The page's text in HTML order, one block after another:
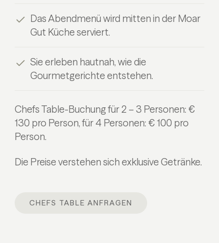
Das Abendmenü wird mitten in der Moar
Gut Küche serviert.
Sie erleben hautnah, wie die
Gourmetgerichte entstehen.
Chefs Table-Buchung für 2 – 3 Personen: €
130 pro Person,für 4 Personen: € 100 pro
Person.
Die Preise verstehen sich exklusive Getränke.
CHEFS TABLE ANFRAGEN